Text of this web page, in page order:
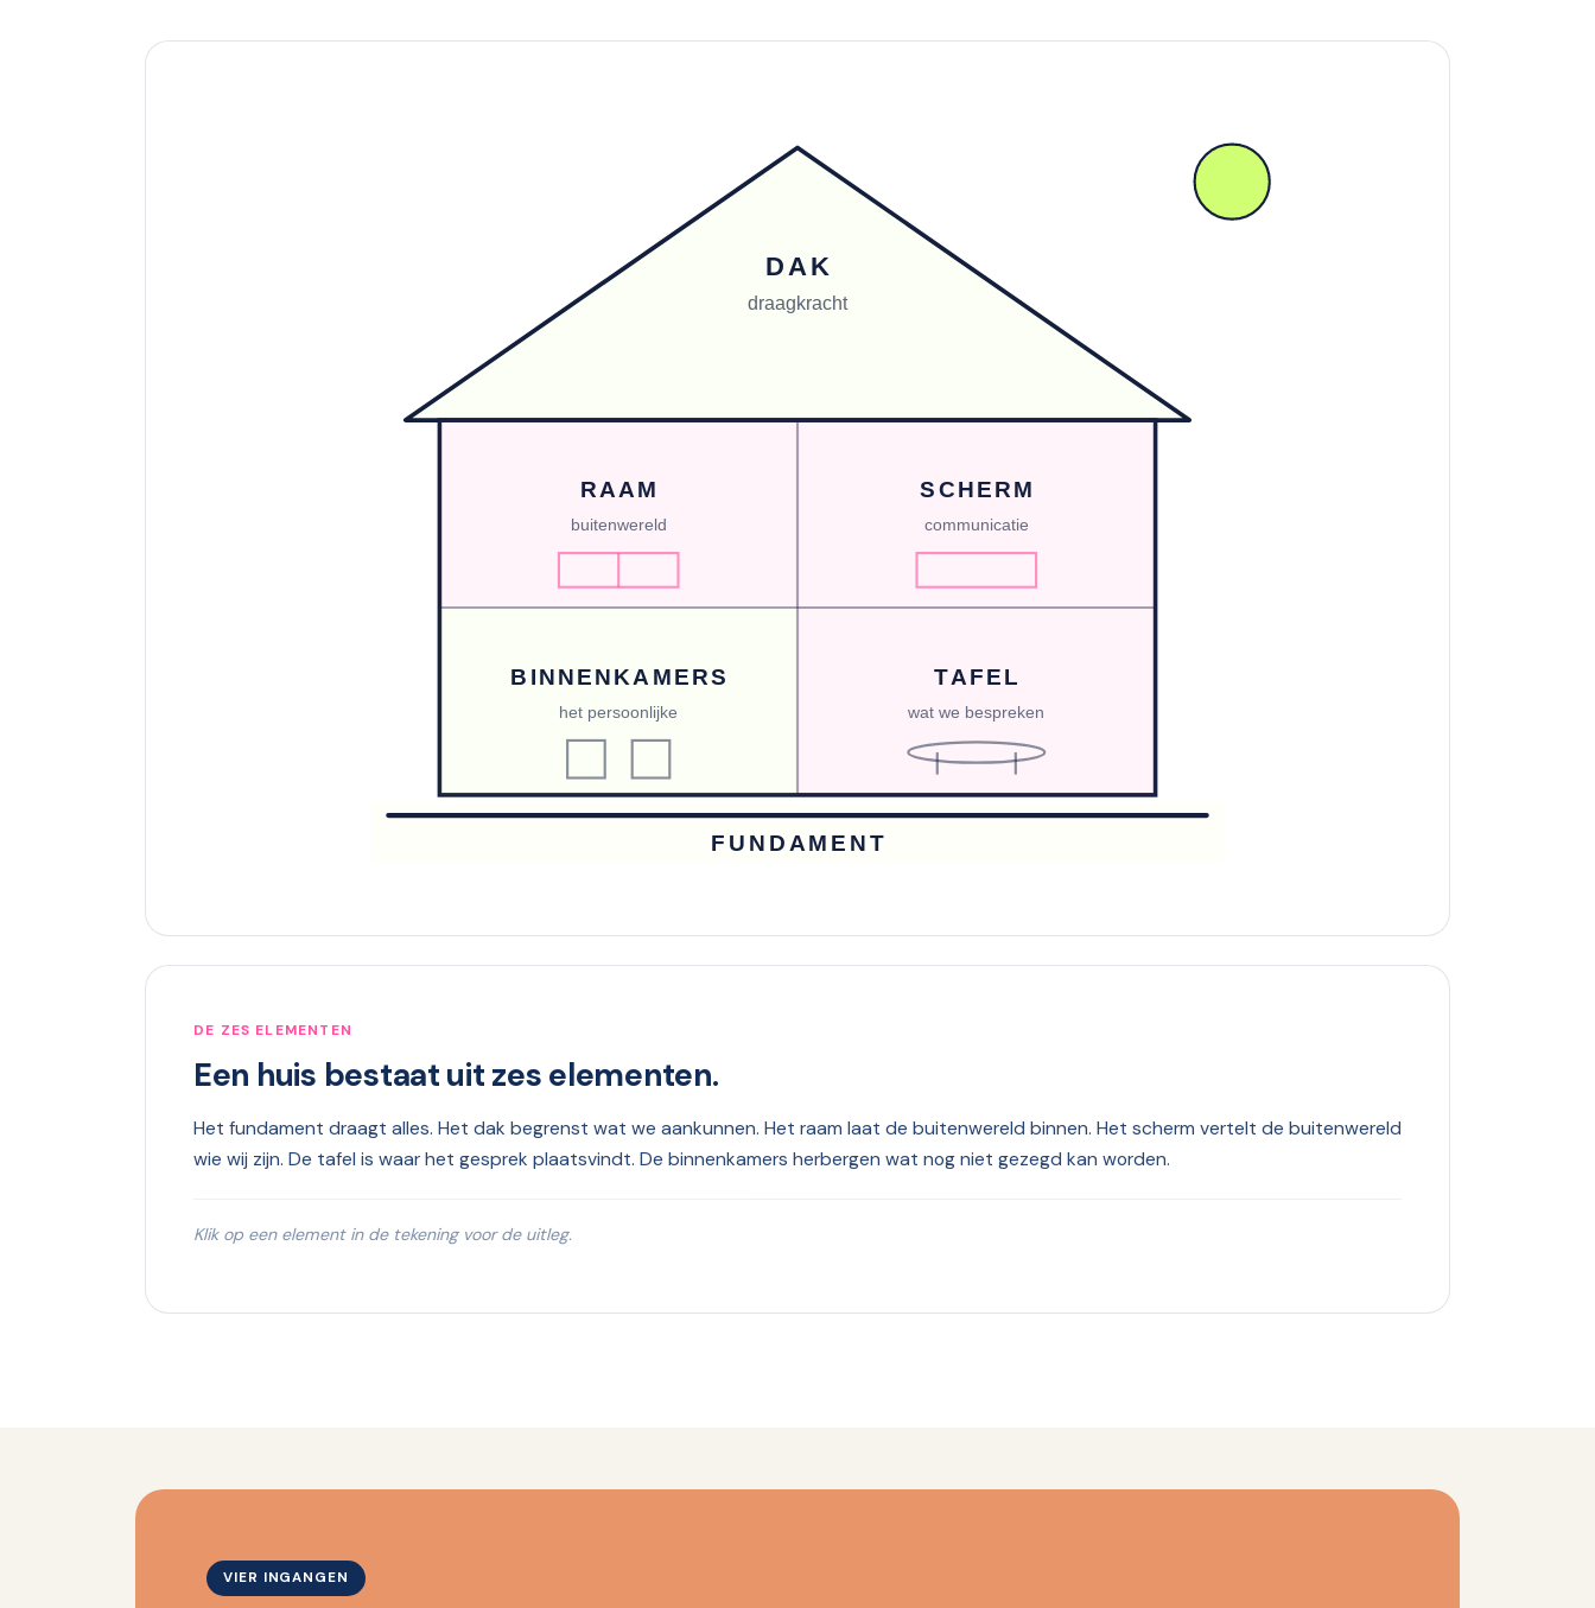
DAK
draagkracht
RAAM
buitenwereld
SCHERM
communicatie
BINNENKAMERS
het persoonlijke
TAFEL
wat we bespreken
FUNDAMENT
DE ZES ELEMENTEN
Een huis bestaat uit zes elementen.
Het fundament draagt alles. Het dak begrenst wat we aankunnen. Het raam laat de buitenwereld binnen. Het scherm vertelt de buitenwereld
wie wij zijn. De tafel is waar het gesprek plaatsvindt. De binnenkamers herbergen wat nog niet gezegd kan worden.
Klik op een element in de tekening voor de uitleg.
VIER INGANGEN